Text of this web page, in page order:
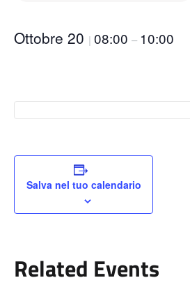
Ottobre 20 | 08:00 – 10:00
Salva nel tuo calendario
Related Events